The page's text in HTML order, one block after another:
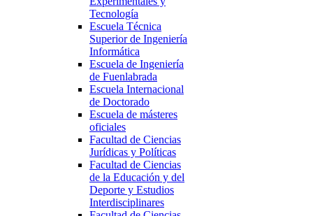
Tecnología
Escuela Técnica
Superior de Ingeniería
Informática
Escuela de Ingeniería
de Fuenlabrada
Escuela Internacional
de Doctorado
Escuela de másteres
oficiales
Facultad de Ciencias
Jurídicas y Políticas
Facultad de Ciencias
de la Educación y del
Deporte y Estudios
Interdisciplinares